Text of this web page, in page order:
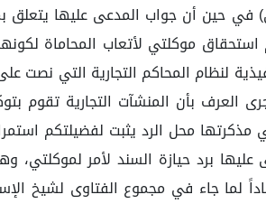
في حين أن جواب المدعى عليها
المدعى عليها بعدم استحقاق موكلتي
استناداً للمادة (51) من اللائحة التنفيذية
بأن المنشآت التجارية تقوم
المدعى عليها في مذكرتها محل الرد يثبت
برد حيازة السند لأمر
السند، واستناداً لما جاء في مجموع